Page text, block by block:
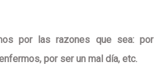
por las razones que sea: por
por ser un mal día, etc.